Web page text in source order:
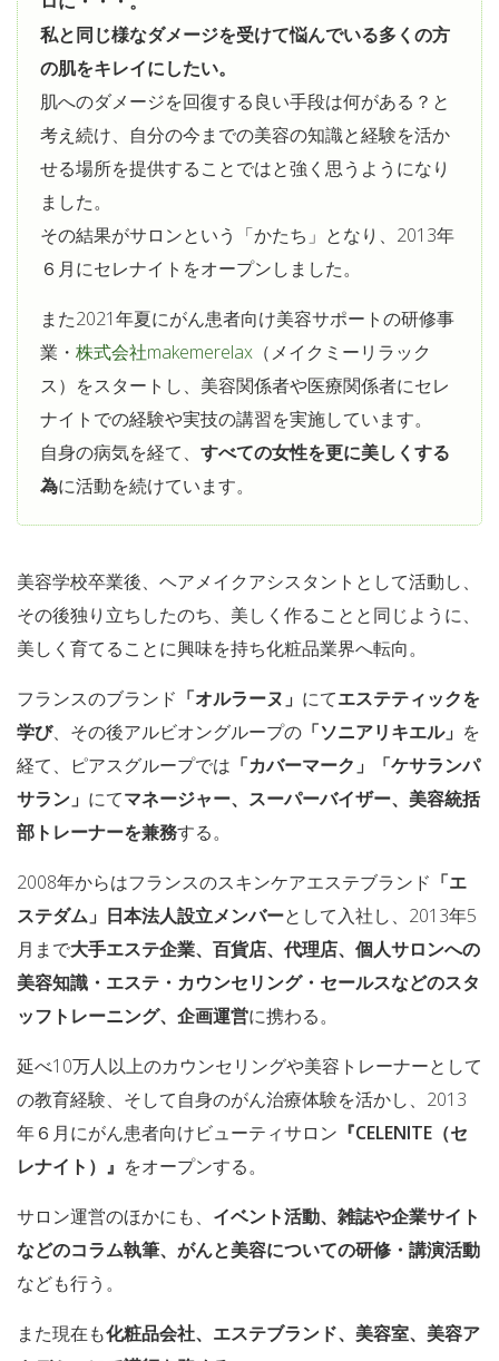
私と同じ様なダメージを受けて悩んでいる多くの方
の肌をキレイにしたい。
肌へのダメージを回復する良い手段は何がある？と
考え続け、自分の今までの美容の知識と経験を活か
せる場所を提供することではと強く思うようになり
ました。
その結果がサロンという「かたち」となり、2013年
６月にセレナイトをオープンしました。
また2021年夏にがん患者向け美容サポートの研修事
業・ 株式会社makemerelax （メイクミーリラック
ス）をスタートし、美容関係者や医療関係者にセレ
ナイトでの経験や実技の講習を実施しています。
自身の病気を経て、 すべての女性を更に美しくする
為に活動を続けています。
美容学校卒業後、ヘアメイクアシスタントとして活動し、
その後独り立ちしたのち、美しく作ることと同じように、
美しく育てることに興味を持ち化粧品業界へ転向。
フランスのブランド 「オルラーヌ」 にてエステティックを
学び、その後アルビオングループの 「ソニアリキエル」 を
経て、ピアスグループでは 「カバーマーク」「ケサランパ
サラン」 にてマネージャー、スーパーバイザー、美容統括
部トレーナーを兼務する。
2008年からはフランスのスキンケアエステブランド 「エ
ステダム」日本法人設立メンバーとして入社し、2013年5
月まで大手エステ企業、百貨店、代理店、個人サロンへの
美容知識・エステ・カウンセリング・セールスなどのスタ
ッフトレーニング、企画運営に携わる。
延べ10万人以上のカウンセリングや美容トレーナーとして
の教育経験、そして自身のがん治療体験を活かし、2013
年６月にがん患者向けビューティサロン 『CELENITE（セ
レナイト）』 をオープンする。
サロン運営のほかにも、 イベント活動、雑誌や企業サイト
などのコラム執筆、がんと美容についての研修・講演活動
なども行う。
また現在も化粧品会社、エステブランド、美容室、美容ア